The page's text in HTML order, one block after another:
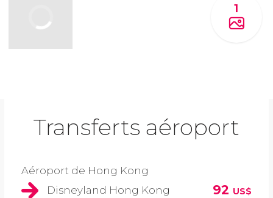
1
Transferts aéroport
Aéroport de Hong Kong
Disneyland Hong Kong
92 US$